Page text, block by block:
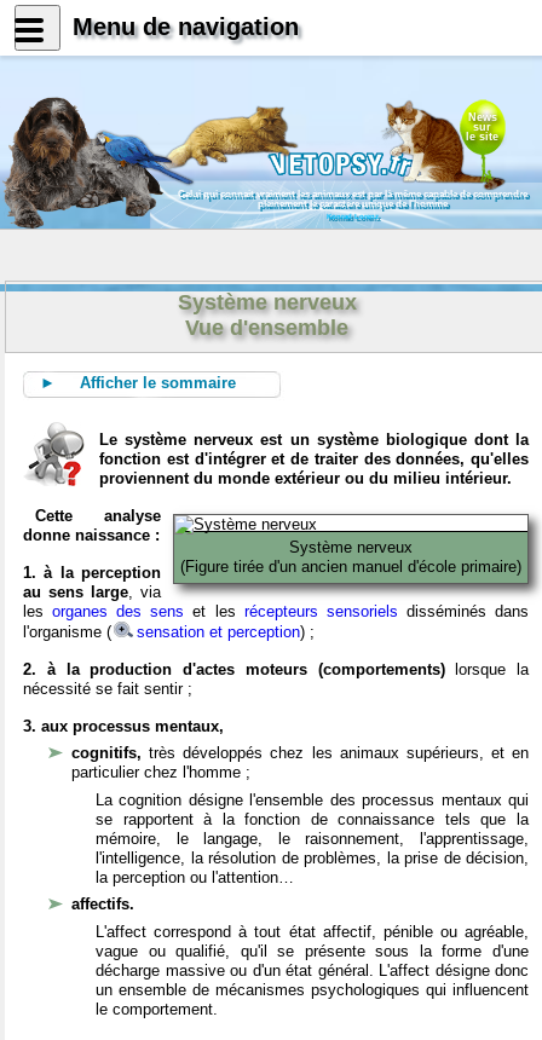
News
sur
le site
Celui qui connait vraiment les animaux est par là même capable de comprendre
pleinement le caractère unique de l'homme
Konrad Lorenz
Système nerveux
Vue d'ensemble
► Afficher le sommaire
Le système nerveux est un système biologique dont la
fonction est d'intégrer et de traiter des données, qu'elles
proviennent du monde extérieur ou du milieu intérieur.
Système nerveux
(Figure tirée d'un ancien manuel d'école primaire)
Cette analyse
donne naissance :
1. à la perception
au sens large, via
lesorganes des sens et les récepteurs sensoriels disséminés dans
l'organisme (
sensation et perception) ;
2. à la production d'actes moteurs (comportements)lorsque la
nécessité se fait sentir ;
3. aux processus mentaux,
cognitifs,très développés chez les animaux supérieurs, et en
particulier chez l'homme ;
La cognition désigne l'ensemble des processus mentaux qui
se rapportent à la fonction de connaissance tels que la
mémoire, le langage, le raisonnement, l'apprentissage,
l'intelligence, la résolution de problèmes, la prise de décision,
la perception ou l'attention…
affectifs.
L'affect correspond à tout état affectif, pénible ou agréable,
vague ou qualifié, qu'il se présente sous la forme d'une
décharge massive ou d'un état général. L'affect désigne donc
un ensemble de mécanismes psychologiques qui influencent
le comportement.
Menu de navigation